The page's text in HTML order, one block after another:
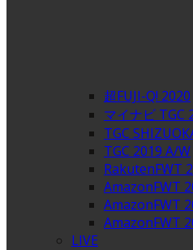
超FUJI-Q! 2020
マイナビ TGC
TGC
TGC 2019 A/W
RakutenFWT
AmazonFWT
AmazonFWT
AmazonFWT
LIVE